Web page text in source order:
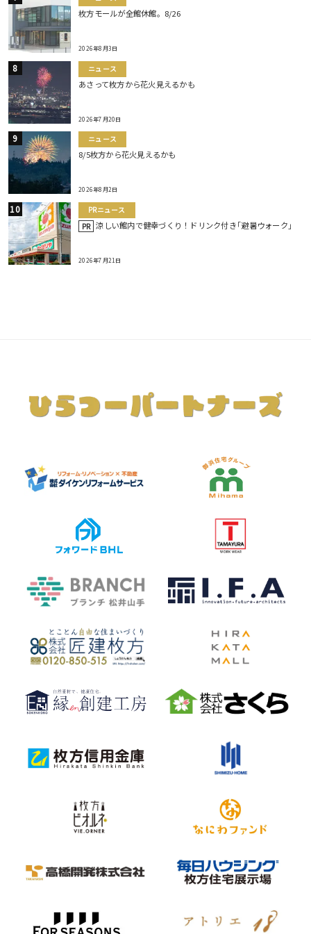
枚方モールが全館休館。8/26
2026年8月3日
ニュース
あさって枚方から花火見えるかも
2026年7月20日
ニュース
8/5枚方から花火見えるかも
2026年8月2日
PRニュース
PR 涼しい館内で健幸づくり！ドリンク付き｢避暑ウォーク｣
2026年7月21日